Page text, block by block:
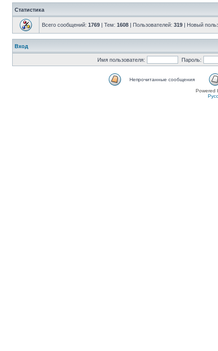
Статистика
Всего сообщений: 1769 | Тем: 1608 | Пользователей: 319 | Новый
Вход
Имя пользователя: Пароль:
Непрочитанные сообщения
Powered